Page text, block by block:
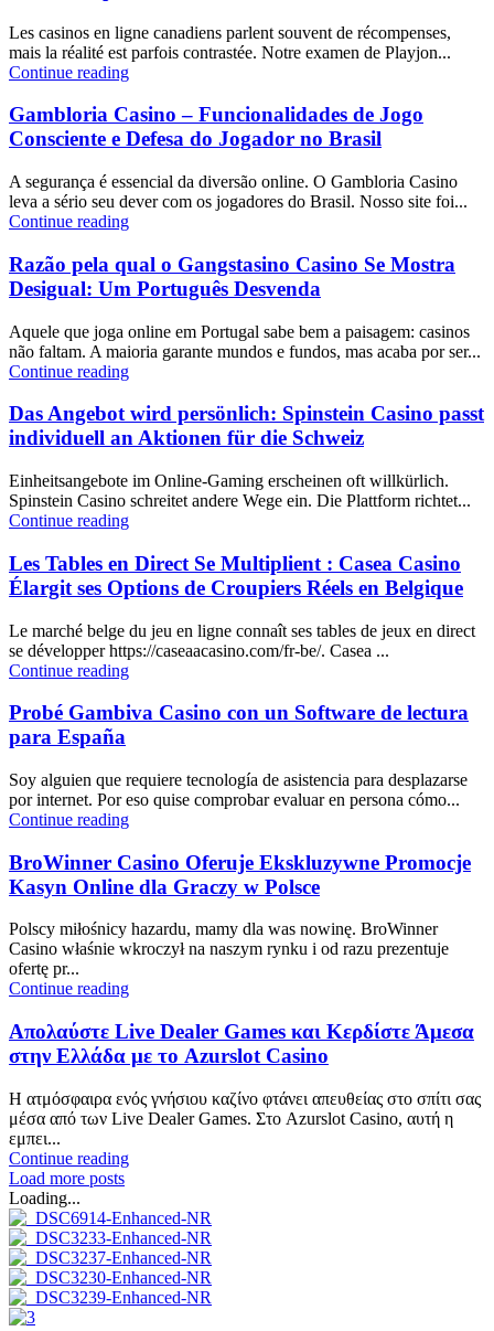
Les casinos en ligne canadiens parlent souvent de récompenses,
mais la réalité est parfois contrastée. Notre examen de Playjon...
Continue reading
Gambloria Casino – Funcionalidades de Jogo
Consciente e Defesa do Jogador no Brasil
A segurança é essencial da diversão online. O Gambloria Casino
leva a sério seu dever com os jogadores do Brasil. Nosso site foi...
Continue reading
Razão pela qual o Gangstasino Casino Se Mostra
Desigual: Um Português Desvenda
Aquele que joga online em Portugal sabe bem a paisagem: casinos
não faltam. A maioria garante mundos e fundos, mas acaba por ser...
Continue reading
Das Angebot wird persönlich: Spinstein Casino passt
individuell an Aktionen für die Schweiz
Einheitsangebote im Online-Gaming erscheinen oft willkürlich.
Spinstein Casino schreitet andere Wege ein. Die Plattform richtet...
Continue reading
Les Tables en Direct Se Multiplient : Casea Casino
Élargit ses Options de Croupiers Réels en Belgique
Le marché belge du jeu en ligne connaît ses tables de jeux en direct
se développer https://caseaacasino.com/fr-be/. Casea ...
Continue reading
Probé Gambiva Casino con un Software de lectura
para España
Soy alguien que requiere tecnología de asistencia para desplazarse
por internet. Por eso quise comprobar evaluar en persona cómo...
Continue reading
BroWinner Casino Oferuje Ekskluzywne Promocje
Kasyn Online dla Graczy w Polsce
Polscy miłośnicy hazardu, mamy dla was nowinę. BroWinner
Casino właśnie wkroczył na naszym rynku i od razu prezentuje
ofertę pr...
Continue reading
Απολαύστε Live Dealer Games και Κερδίστε Άμεσα
στην Ελλάδα με το Azurslot Casino
Η ατμόσφαιρα ενός γνήσιου καζίνο φτάνει απευθείας στο σπίτι σας
μέσα από των Live Dealer Games. Στο Azurslot Casino, αυτή η
εμπει...
Continue reading
Load more posts
Loading...